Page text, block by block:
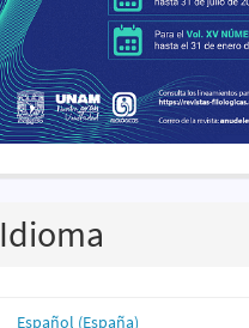
Idioma
Español (España)